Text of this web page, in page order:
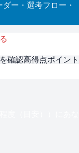
ダー・選考フロー・
確認高得点ポイント